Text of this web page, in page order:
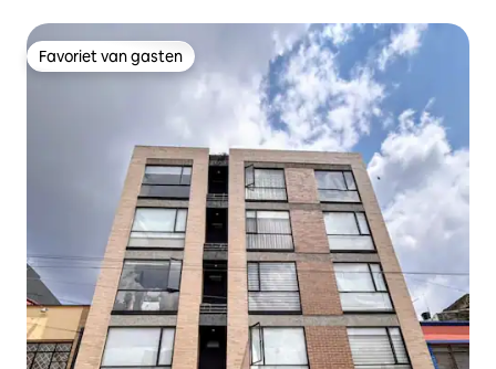
Favoriet van gasten
Favoriet van gasten